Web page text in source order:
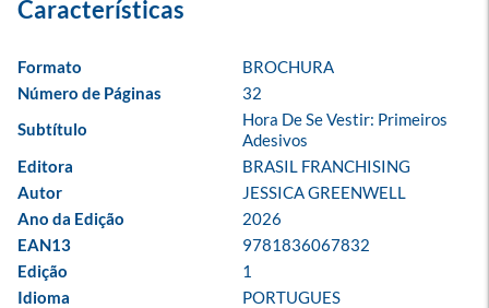
Formato
BROCHURA
Número de Páginas
32
Subtítulo
Hora De Se Vestir: Primeiros
Adesivos
Editora
BRASIL FRANCHISING
Autor
JESSICA GREENWELL
Ano da Edição
2026
EAN13
9781836067832
Edição
1
Idioma
PORTUGUES